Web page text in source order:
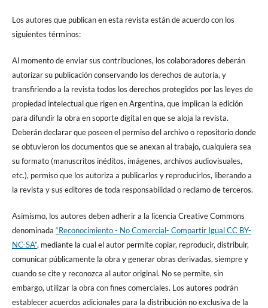
Los autores que publican en esta revista están de acuerdo con los
siguientes términos:
Al momento de enviar sus contribuciones, los colaboradores deberán
autorizar su publicación conservando los derechos de autoría, y
transfiriendo a la revista todos los derechos protegidos por las leyes de
propiedad intelectual que rigen en Argentina, que implican la edición
para difundir la obra en soporte digital en que se aloja la revista.
Deberán declarar que poseen el permiso del archivo o repositorio donde
se obtuvieron los documentos que se anexan al trabajo, cualquiera sea
su formato (manuscritos inéditos, imágenes, archivos audiovisuales,
etc.), permiso que los autoriza a publicarlos y reproducirlos, liberando a
la revista y sus editores de toda responsabilidad o reclamo de terceros.
Asimismo, los autores deben adherir a la licencia Creative Commons
denominada “Reconocimiento - No Comercial- Compartir Igual CC BY-
NC-SA”, mediante la cual el autor permite copiar, reproducir, distribuir,
comunicar públicamente la obra y generar obras derivadas, siempre y
cuando se cite y reconozca al autor original. No se permite, sin
embargo, utilizar la obra con fines comerciales. Los autores podrán
establecer acuerdos adicionales para la distribución no exclusiva de la